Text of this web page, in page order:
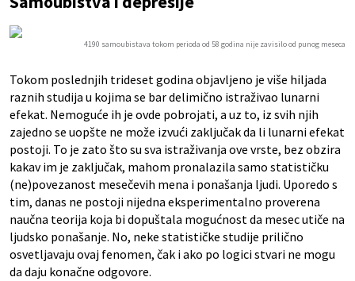
4190 samoubistava tokom perioda od 58 godina nije zavisilo od punog meseca
Tokom poslednjih trideset godina objavljeno je više hiljada
raznih studija u kojima se bar delimično istraživao lunarni
efekat. Nemoguće ih je ovde pobrojati, a uz to, iz svih njih
zajedno se uopšte ne može izvući zaključak da li lunarni efekat
postoji. To je zato što su sva istraživanja ove vrste, bez obzira
kakav im je zaključak, mahom pronalazila samo statističku
(ne)povezanost mesečevih mena i ponašanja ljudi. Uporedo s
tim, danas ne postoji nijedna eksperimentalno proverena
naučna teorija koja bi dopuštala mogućnost da mesec utiče na
ljudsko ponašanje. No, neke statističke studije prilično
osvetljavaju ovaj fenomen, čak i ako po logici stvari ne mogu
da daju konačne odgovore.